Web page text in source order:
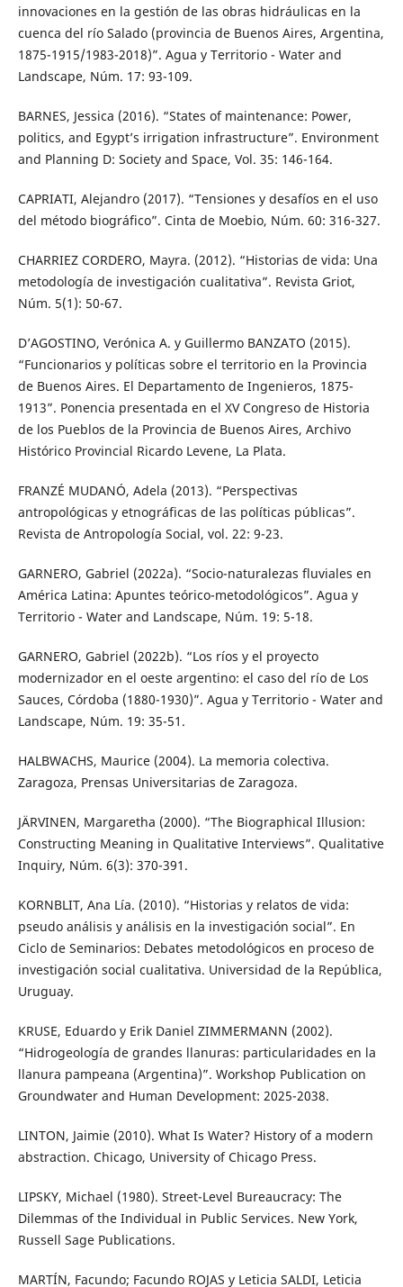
innovaciones en la gestión de las obras hidráulicas en la
cuenca del río Salado (provincia de Buenos Aires, Argentina,
1875-1915/1983-2018)”. Agua y Territorio - Water and
Landscape, Núm. 17: 93-109.
BARNES, Jessica (2016). “States of maintenance: Power,
politics, and Egypt’s irrigation infrastructure”. Environment
and Planning D: Society and Space, Vol. 35: 146-164.
CAPRIATI, Alejandro (2017). “Tensiones y desafíos en el uso
del método biográfico”. Cinta de Moebio, Núm. 60: 316-327.
CHARRIEZ CORDERO, Mayra. (2012). “Historias de vida: Una
metodología de investigación cualitativa”. Revista Griot,
Núm. 5(1): 50-67.
D’AGOSTINO, Verónica A. y Guillermo BANZATO (2015).
“Funcionarios y políticas sobre el territorio en la Provincia
de Buenos Aires. El Departamento de Ingenieros, 1875-
1913”. Ponencia presentada en el XV Congreso de Historia
de los Pueblos de la Provincia de Buenos Aires, Archivo
Histórico Provincial Ricardo Levene, La Plata.
FRANZÉ MUDANÓ, Adela (2013). “Perspectivas
antropológicas y etnográficas de las políticas públicas”.
Revista de Antropología Social, vol. 22: 9-23.
GARNERO, Gabriel (2022a). “Socio-naturalezas fluviales en
América Latina: Apuntes teórico-metodológicos”. Agua y
Territorio - Water and Landscape, Núm. 19: 5-18.
GARNERO, Gabriel (2022b). “Los ríos y el proyecto
modernizador en el oeste argentino: el caso del río de Los
Sauces, Córdoba (1880-1930)”. Agua y Territorio - Water and
Landscape, Núm. 19: 35-51.
HALBWACHS, Maurice (2004). La memoria colectiva.
Zaragoza, Prensas Universitarias de Zaragoza.
JÄRVINEN, Margaretha (2000). “The Biographical Illusion:
Constructing Meaning in Qualitative Interviews”. Qualitative
Inquiry, Núm. 6(3): 370-391.
KORNBLIT, Ana Lía. (2010). “Historias y relatos de vida:
pseudo análisis y análisis en la investigación social”. En
Ciclo de Seminarios: Debates metodológicos en proceso de
investigación social cualitativa. Universidad de la República,
Uruguay.
KRUSE, Eduardo y Erik Daniel ZIMMERMANN (2002).
“Hidrogeología de grandes llanuras: particularidades en la
llanura pampeana (Argentina)”. Workshop Publication on
Groundwater and Human Development: 2025-2038.
LINTON, Jaimie (2010). What Is Water? History of a modern
abstraction. Chicago, University of Chicago Press.
LIPSKY, Michael (1980). Street-Level Bureaucracy: The
Dilemmas of the Individual in Public Services. New York,
Russell Sage Publications.
MARTÍN, Facundo; Facundo ROJAS y Leticia SALDI, Leticia